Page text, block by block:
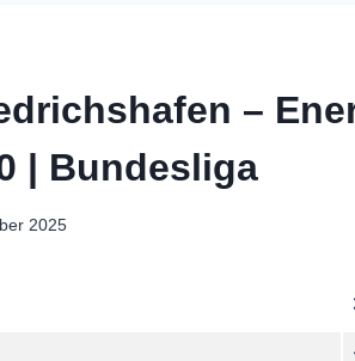
–
| Bundesliga
2025